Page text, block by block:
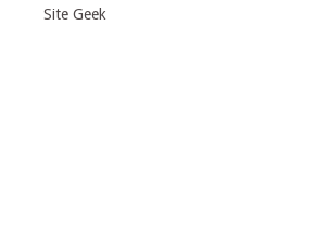
Site Geek